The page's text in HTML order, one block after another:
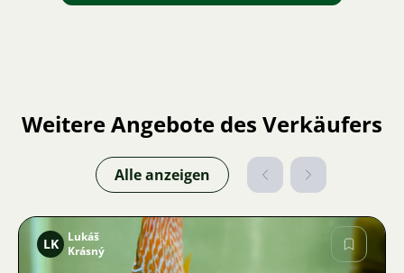
Weitere Angebote des Verkäufers
Alle anzeigen
LK
Lukáš
Krásný